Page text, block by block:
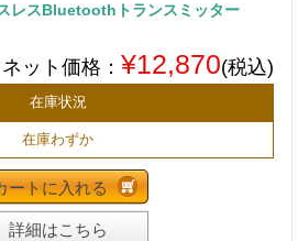
レスBluetoothトランスミッター
ネット価格： ¥12,870(税込)
在庫状況
在庫わずか
ートに入れる
詳細はこちら